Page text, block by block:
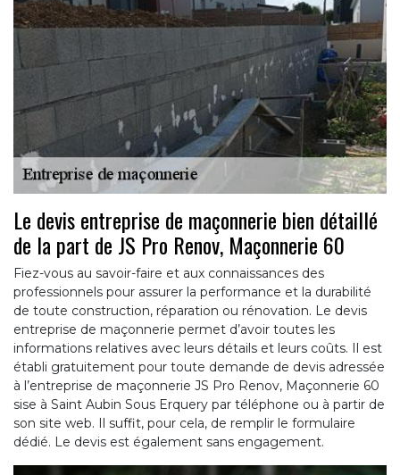
Le devis entreprise de maçonnerie bien détaillé
de la part de JS Pro Renov, Maçonnerie 60
Fiez-vous au savoir-faire et aux connaissances des
professionnels pour assurer la performance et la durabilité
de toute construction, réparation ou rénovation. Le devis
entreprise de maçonnerie permet d’avoir toutes les
informations relatives avec leurs détails et leurs coûts. Il est
établi gratuitement pour toute demande de devis adressée
à l’entreprise de maçonnerie JS Pro Renov, Maçonnerie 60
sise à Saint Aubin Sous Erquery par téléphone ou à partir de
son site web. Il suffit, pour cela, de remplir le formulaire
dédié. Le devis est également sans engagement.